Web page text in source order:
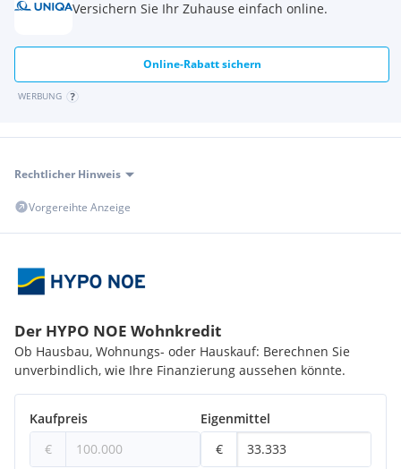
Versichern Sie Ihr Zuhause einfach online.
Online-Rabatt sichern
WERBUNG
Rechtlicher Hinweis
Vorgereihte Anzeige
Der HYPO NOE Wohnkredit
Ob Hausbau, Wohnungs- oder Hauskauf: Berechnen Sie
unverbindlich, wie Ihre Finanzierung aussehen könnte.
Kaufpreis
€
Eigenmittel
€